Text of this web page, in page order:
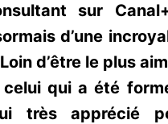
sur
d’une
d’être le plus
qui a été
très apprécié